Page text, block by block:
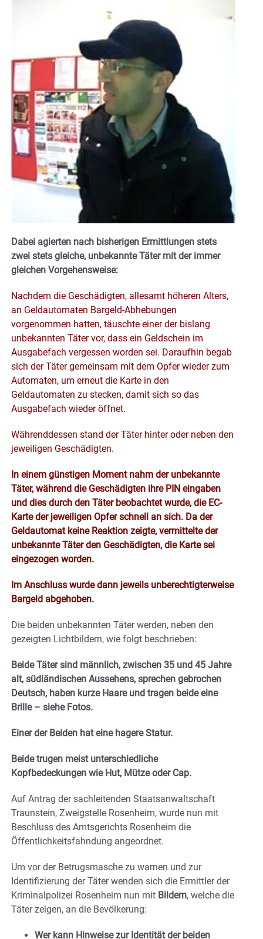
Dabei agierten nach bisherigen Ermittlungen stets
zwei stets gleiche, unbekannte Täter mit der immer
gleichen Vorgehensweise:
Nachdem die Geschädigten, allesamt höheren Alters,
an Geldautomaten Bargeld-Abhebungen
vorgenommen hatten, täuschte einer der bislang
unbekannten Täter vor, dass ein Geldschein im
Ausgabefach vergessen worden sei. Daraufhin begab
sich der Täter gemeinsam mit dem Opfer wieder zum
Automaten, um erneut die Karte in den
Geldautomaten zu stecken, damit sich so das
Ausgabefach wieder öffnet.
Währenddessen stand der Täter hinter oder neben den
jeweiligen Geschädigten.
In einem günstigen Moment nahm der unbekannte
Täter, während die Geschädigten ihre PIN eingaben
und dies durch den Täter beobachtet wurde, die EC-
Karte der jeweiligen Opfer schnell an sich. Da der
Geldautomat keine Reaktion zeigte, vermittelte der
unbekannte Täter den Geschädigten, die Karte sei
eingezogen worden.
Im Anschluss wurde dann jeweils unberechtigterweise
Bargeld abgehoben.
Die beiden unbekannten Täter werden, neben den
gezeigten Lichtbildern, wie folgt beschrieben:
Beide Täter sind männlich, zwischen 35 und 45 Jahre
alt, südländischen Aussehens, sprechen gebrochen
Deutsch, haben kurze Haare und tragen beide eine
Brille – siehe Fotos.
Einer der Beiden hat eine hagere Statur.
Beide trugen meist unterschiedliche
Kopfbedeckungen wie Hut, Mütze oder Cap.
Auf Antrag der sachleitenden Staatsanwaltschaft
Traunstein, Zweigstelle Rosenheim, wurde nun mit
Beschluss des Amtsgerichts Rosenheim die
Öffentlichkeitsfahndung angeordnet.
Um vor der Betrugsmasche zu warnen und zur
Identifizierung der Täter wenden sich die Ermittler der
Kriminalpolizei Rosenheim nun mit Bildern, welche die
Täter zeigen, an die Bevölkerung:
Wer kann Hinweise zur Identität der beiden